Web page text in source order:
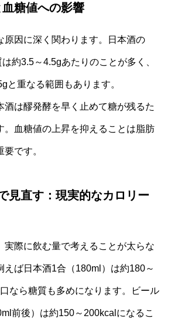
糖値への影響
原因に深く関わります。日本酒の
約3.5～4.5gあたりのことが多く、
と重なる範囲もあります。
酒は醪発酵を早く止めて糖が残るた
。血糖値の上昇を抑えることは脂肪
です。
見直す：現実的なカロリー
実際に飲む量で考えることが太らな
えば日本酒1合（180ml）は約180～
なら糖質も多めになります。ビール
前後）は約150～200kcalになるこ